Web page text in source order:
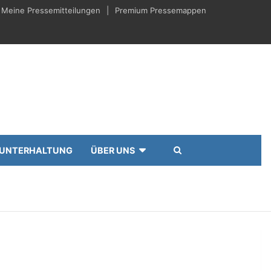
Meine Pressemitteilungen Premium Pressemappen
UNTERHALTUNG ÜBER UNS